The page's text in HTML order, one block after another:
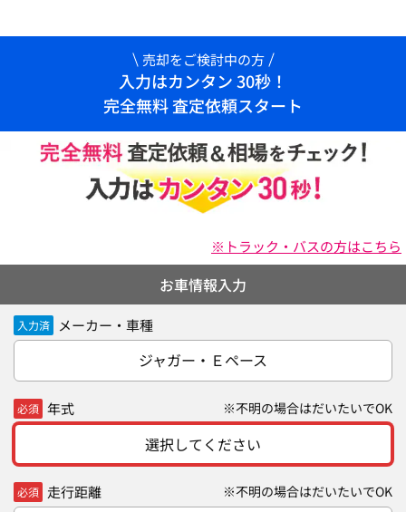
売却をご検討中の方
入力はカンタン 30秒！
完全無料 査定依頼スタート
※トラック・バスの方はこちら
お車情報入力
入力済 メーカー・車種
ジャガー・Ｅペース
必須 年式 ※不明の場合はだいたいでOK
選択してください
必須 走行距離 ※不明の場合はだいたいでOK